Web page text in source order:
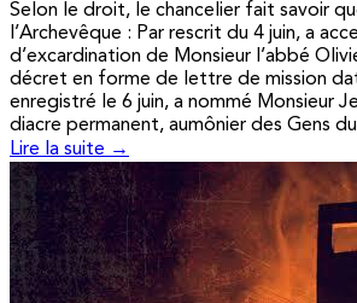
Selon le droit, le chancelier fait savoir
l’Archevêque : Par rescrit du 4 juin, a
d’excardination de Monsieur l’abbé
décret en forme de lettre de mission
enregistré le 6 juin, a nommé Monsieur
diacre permanent, aumônier des Gens
Lire la suite →